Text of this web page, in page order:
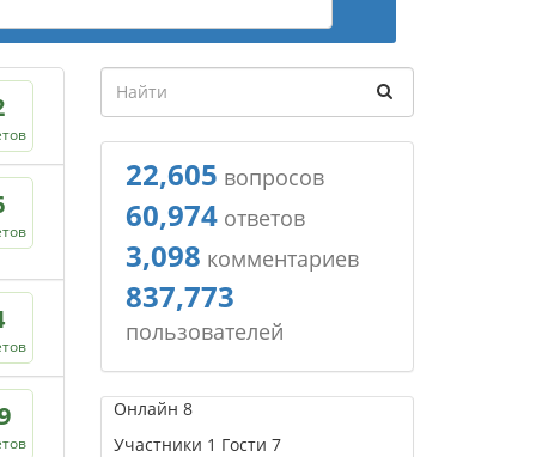
22,605 вопросов
60,974ответов
3,098 комментариев
837,773
пользователей
Онлайн 8
Участники 1 Гости 7